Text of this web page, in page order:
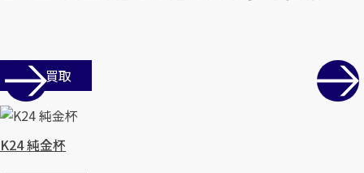
店舗買取
K24 純金杯